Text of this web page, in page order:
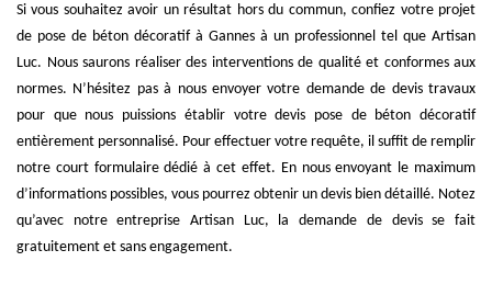
Si vous souhaitez avoir un résultat hors du commun, confiez votre projet
de pose de béton décoratif à Gannes à un professionnel tel que Artisan
Luc. Nous saurons réaliser des interventions de qualité et conformes aux
normes. N’hésitez pas à nous envoyer votre demande de devis travaux
pour que nous puissions établir votre devis pose de béton décoratif
entièrement personnalisé. Pour effectuer votre requête, il suffit de remplir
notre court formulaire dédié à cet effet. En nous envoyant le maximum
d’informations possibles, vous pourrez obtenir un devis bien détaillé. Notez
qu’avec notre entreprise Artisan Luc, la demande de devis se fait
gratuitement et sans engagement.